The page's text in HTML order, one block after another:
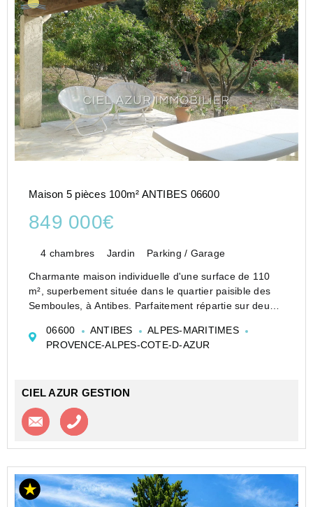
Maison 5 pièces 100m² ANTIBES 06600
849 000€
4 chambres Jardin Parking / Garage
Charmante maison individuelle d'une surface de 110
m², superbement située dans le quartier paisible des
Semboules, à Antibes. Parfaitement répartie sur deux
cuisine équipée, son chauffage électrique e...
06600 ANTIBES
ALPES-MARITIMES
PROVENCE-ALPES-COTE-D-AZUR
CIEL AZUR GESTION
Contacter l'agence